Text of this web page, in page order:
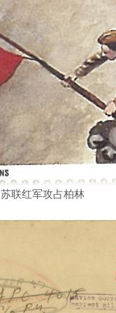
苏联红军攻占柏林